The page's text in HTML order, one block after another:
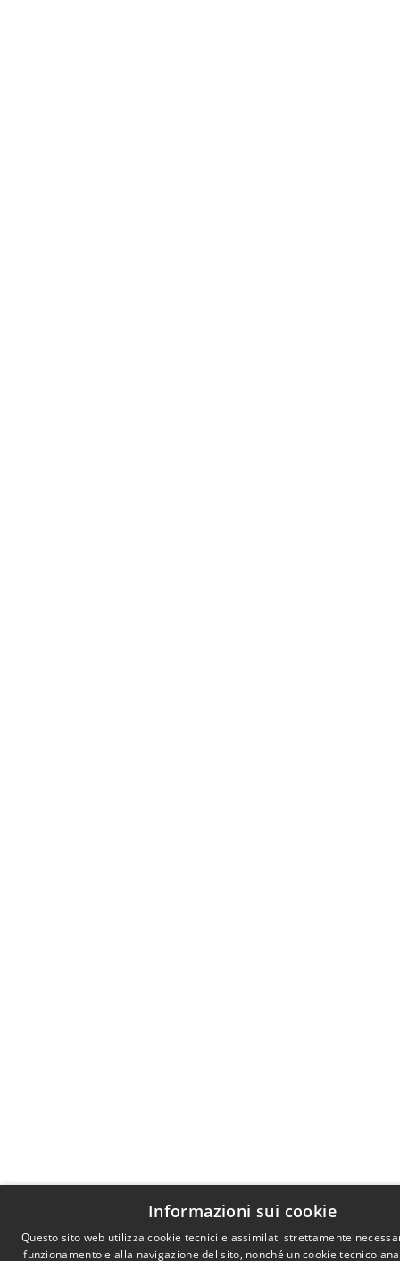
Informazioni sui cookie
Questo sito web utilizza cookie tecnici e assimilati strettamente
funzionamento e alla navigazione del sito, nonché un cookie tecnico